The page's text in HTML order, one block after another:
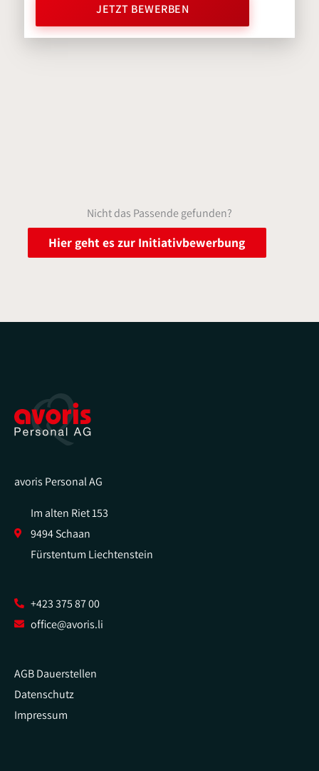
JETZT BEWERBEN
Nicht das Passende gefunden?
Hier geht es zur Initiativbewerbung
avoris Personal AG
Im alten Riet 153
9494 Schaan
Fürstentum Liechtenstein
+423 375 87 00
office@avoris.li
AGB Dauerstellen
Datenschutz
Impressum